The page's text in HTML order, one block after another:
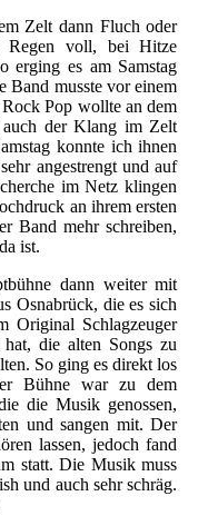
Zelt dann Fluch oder
Regen voll, bei Hitze
erging es am Samstag
Band musste vor einem
Pop wollte an dem
der Klang im Zelt
konnte ich ihnen
angestrengt und auf
im Netz klingen
an ihrem ersten
Band mehr schreiben,
ist.
dann weiter mit
Osnabrück, die es sich
Original Schlagzeuger
die alten Songs zu
So ging es direkt los
Bühne war zu dem
die Musik genossen,
und sangen mit. Der
lassen, jedoch fand
statt. Die Musik muss
und auch sehr schräg.